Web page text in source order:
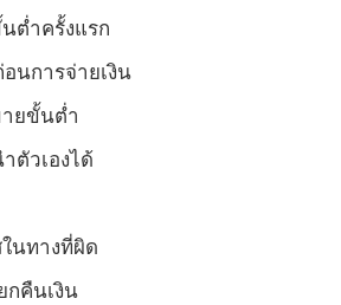
ต่ำครั้งแรก
นการจ่ายเงิน
ยขั้นต่ำ
ตัวเองได้
นทางที่ผิด
กคืนเงิน